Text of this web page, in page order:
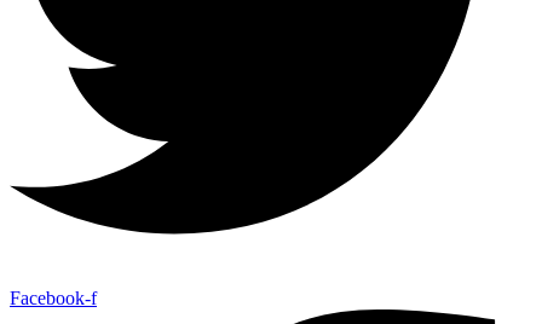
Facebook-f